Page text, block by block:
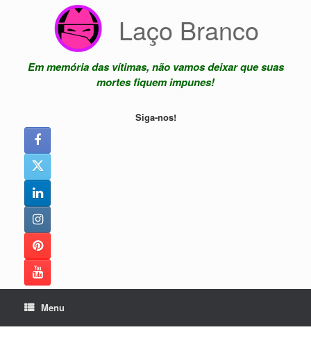
Laço Branco
Em memória das vítimas, não vamos deixar que suas
mortes fiquem impunes!
Siga-nos!
Menu